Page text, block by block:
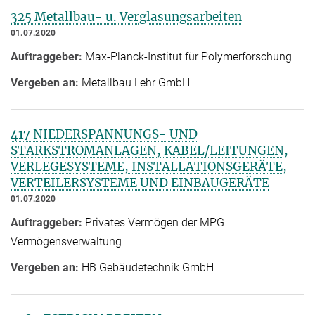
325 Metallbau- u. Verglasungsarbeiten
01.07.2020
Auftraggeber: Max-Planck-Institut für Polymerforschung
Vergeben an: Metallbau Lehr GmbH
417 NIEDERSPANNUNGS- UND
STARKSTROMANLAGEN, KABEL/LEITUNGEN,
VERLEGESYSTEME, INSTALLATIONSGERÄTE,
VERTEILERSYSTEME UND EINBAUGERÄTE
01.07.2020
Auftraggeber: Privates Vermögen der MPG
Vermögensverwaltung
Vergeben an: HB Gebäudetechnik GmbH